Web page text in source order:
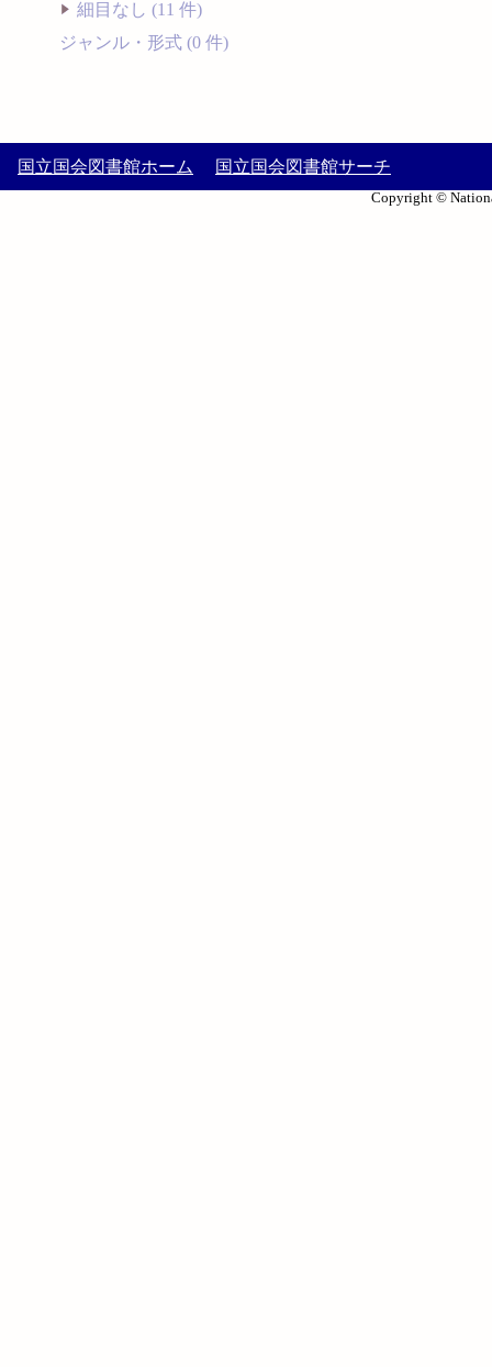
細目なし (11 件)
ジャンル・形式 (0 件)
国立国会図書館ホーム 国立国会図書館サーチ
Copyright ©